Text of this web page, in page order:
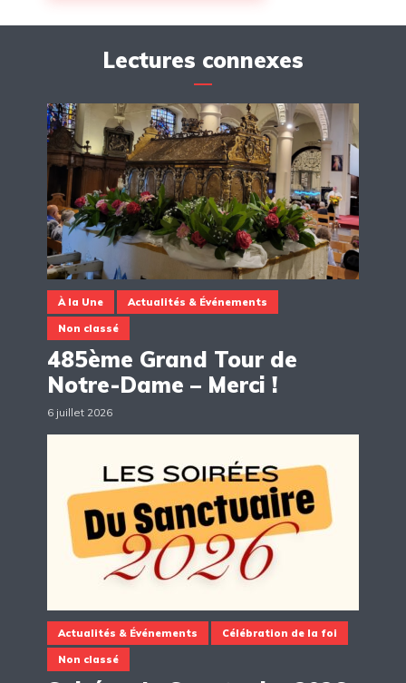
Lectures connexes
À la Une Actualités & Événements
Non classé
485ème Grand Tour de
Notre-Dame – Merci !
6 juillet 2026
Actualités & Événements Célébration de la foi
Non classé